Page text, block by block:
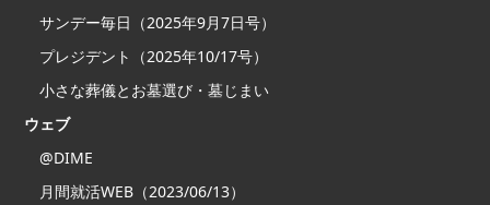
サンデー毎日（2025年9月7日号）
プレジデント（2025年10/17号）
小さな葬儀とお墓選び・墓じまい
ウェブ
@DIME
月間就活WEB（2023/06/13）